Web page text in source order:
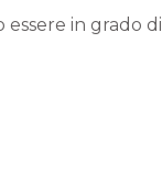
in grado di